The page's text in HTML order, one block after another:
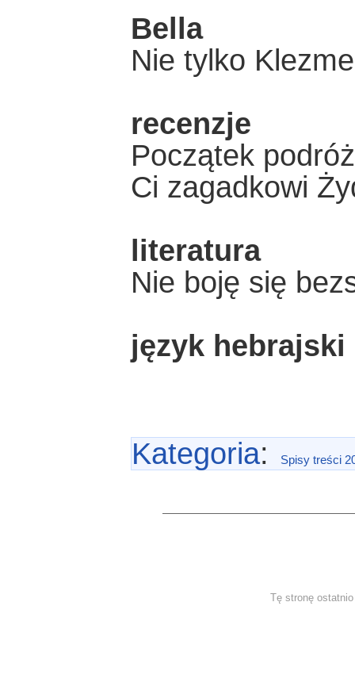
Bella
Nie tylko
recenzje
Początek
Ci zagadkowi
literatura
Nie boję się
język hebrajski
Kategoria: Spisy treści
Tę stronę